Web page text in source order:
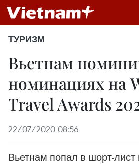
ТУРИЗМ
Вьетнам
номинациях на
Travel Awards
22/07/2020 08:56
Вьетнам попал в шорт-лист